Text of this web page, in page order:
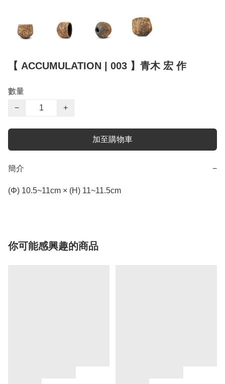
【 ACCUMULATION | 003 】青木 宏 作
數量
−
+
加至購物車
簡介 −
(Φ) 10.5~11cm × (H) 11~11.5cm
你可能感興趣的商品